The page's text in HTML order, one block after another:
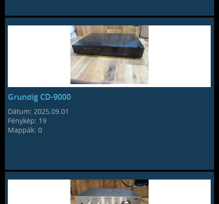
Grundig CD-9000
Dátum:2025.09.01
Fénykép: 19
Mappák:0